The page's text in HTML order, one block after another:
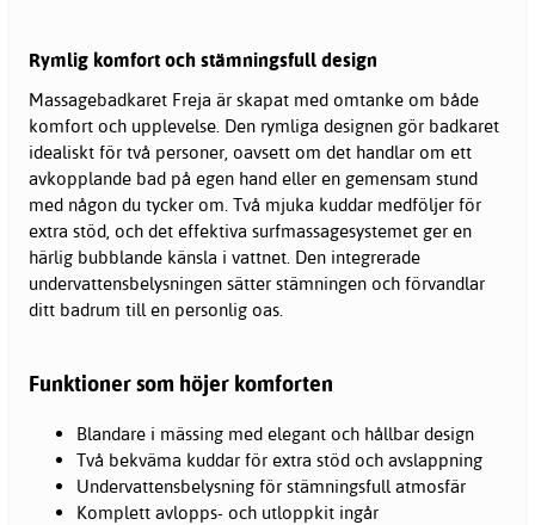
Rymlig komfort och stämningsfull design
Massagebadkaret Freja är skapat med omtanke om både
komfort och upplevelse. Den rymliga designen gör badkaret
idealiskt för två personer, oavsett om det handlar om ett
avkopplande bad på egen hand eller en gemensam stund
med någon du tycker om. Två mjuka kuddar medföljer för
extra stöd, och det effektiva surfmassagesystemet ger en
härlig bubblande känsla i vattnet. Den integrerade
undervattensbelysningen sätter stämningen och förvandlar
ditt badrum till en personlig oas.
Funktioner som höjer komforten
Blandare i mässing med elegant och hållbar design
Två bekväma kuddar för extra stöd och avslappning
Undervattensbelysning för stämningsfull atmosfär
Komplett avlopps- och utloppkit ingår